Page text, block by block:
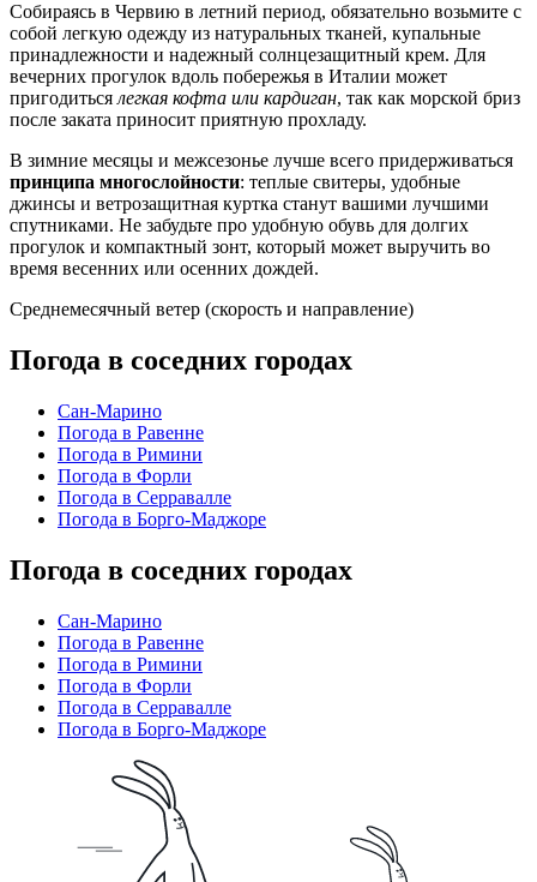
Собираясь в Червию в летний период, обязательно возьмите с
собой легкую одежду из натуральных тканей, купальные
принадлежности и надежный солнцезащитный крем. Для
вечерних прогулок вдоль побережья в Италии может
пригодиться легкая кофта или кардиган, так как морской бриз
после заката приносит приятную прохладу.
В зимние месяцы и межсезонье лучше всего придерживаться
принципа многослойности: теплые свитеры, удобные
джинсы и ветрозащитная куртка станут вашими лучшими
спутниками. Не забудьте про удобную обувь для долгих
прогулок и компактный зонт, который может выручить во
время весенних или осенних дождей.
Среднемесячный ветер (скорость и направление)
Погода в соседних городах
Сан-Марино
Погода в Равенне
Погода в Римини
Погода в Форли
Погода в Серравалле
Погода в Борго-Маджоре
Погода в соседних городах
Сан-Марино
Погода в Равенне
Погода в Римини
Погода в Форли
Погода в Серравалле
Погода в Борго-Маджоре